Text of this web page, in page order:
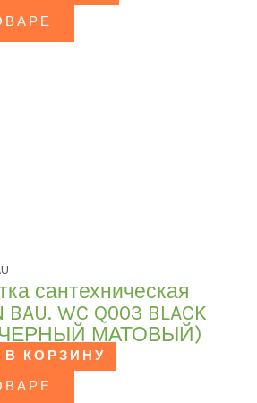
сантехническая
BAU. WC Q003 BLACK
ЧЕРНЫЙ МАТОВЫЙ)
В КОРЗИНУ